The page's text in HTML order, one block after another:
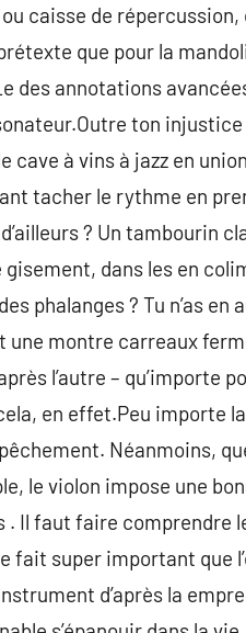
caisse de
que pour la
des annotations
ton injustice
à vins à jazz en
tacher le rythme en
? Un tambourin
dans les en
phalanges ? Tu n’as en
montre carreaux
l’autre – qu’importe
en effet.Peu importe
Néanmoins,
le violon impose une
. Il faut faire comprendre
fait super important que
d’après la